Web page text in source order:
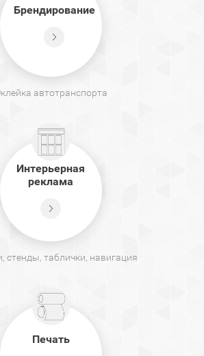
Брендирование
автотранспорта
Интерьерная
реклама
стенды, таблички, навигация
Печать